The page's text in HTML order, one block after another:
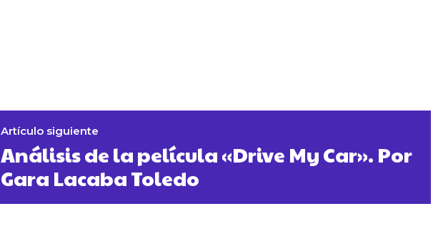
Artículo siguiente
Análisis de la película «Drive My Car». Por
Gara Lacaba Toledo